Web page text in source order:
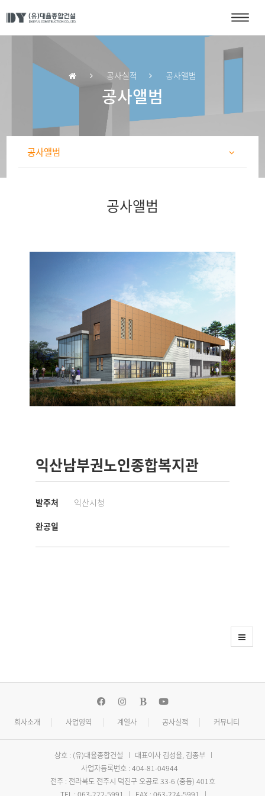
공사실적 공사앨범
공사앨범
공사앨범
공사앨범
익산남부권노인종합복지관
발주처
익산시청
완공일
회사소개 사업영역 계열사 공사실적 커뮤니티
상호 : (유)대율종합건설
대표이사 김성율, 김종부
사업자등록번호 : 404-81-04944
전주 : 전라북도 전주시 덕진구 오공로 33-6 (중동) 401호